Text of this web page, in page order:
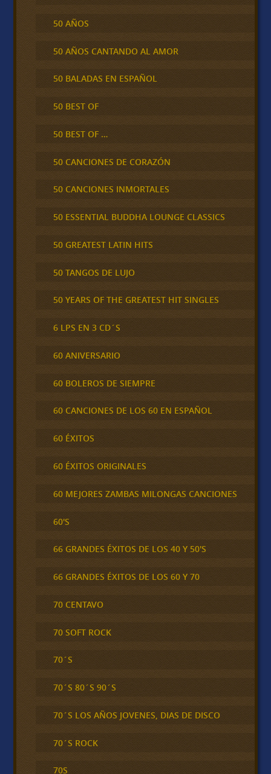
50 AÑOS
50 AÑOS CANTANDO AL AMOR
50 BALADAS EN ESPAÑOL
50 BEST OF
50 BEST OF …
50 CANCIONES DE CORAZÓN
50 CANCIONES INMORTALES
50 ESSENTIAL BUDDHA LOUNGE CLASSICS
50 GREATEST LATIN HITS
50 TANGOS DE LUJO
50 YEARS OF THE GREATEST HIT SINGLES
6 LPS EN 3 CD´S
60 ANIVERSARIO
60 BOLEROS DE SIEMPRE
60 CANCIONES DE LOS 60 EN ESPAÑOL
60 ÉXITOS
60 ÉXITOS ORIGINALES
60 MEJORES ZAMBAS MILONGAS CANCIONES
60'S
66 GRANDES ÉXITOS DE LOS 40 Y 50'S
66 GRANDES ÉXITOS DE LOS 60 Y 70
70 CENTAVO
70 SOFT ROCK
70´S
70´S 80´S 90´S
70´S LOS AÑOS JOVENES, DIAS DE DISCO
70´S ROCK
70S